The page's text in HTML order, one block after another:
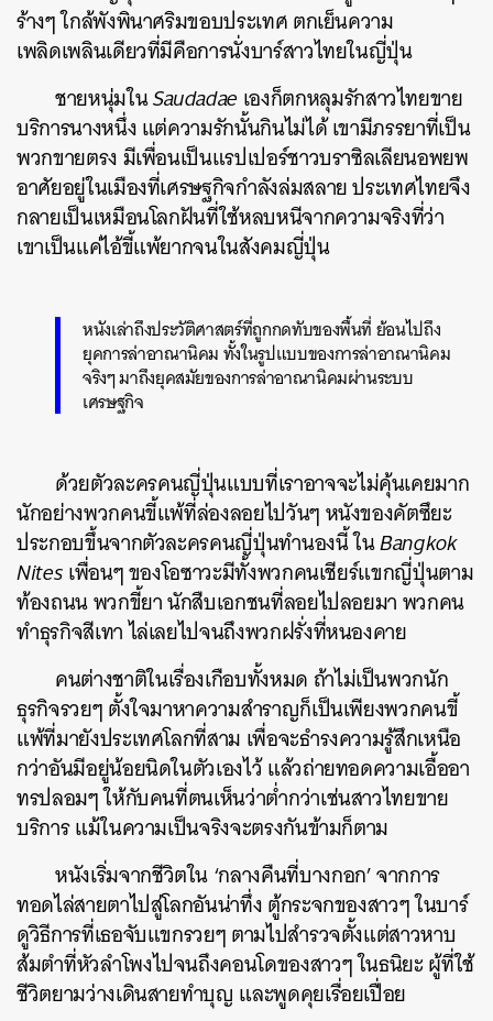
ร้างๆ ใกล้พังพินาศริมขอบประเทศ ตกเย็นความ
เพลิดเพลินเดียวที่มีคือการนั่งบาร์สาวไทยในญี่ปุ่น
ชายหนุ่มในSaudadae เองก็ตกหลุมรักสาวไทยขาย
บริการนางหนึ่ง แต่ความรักนั้นกินไม่ได้ เขามีภรรยาที่เป็น
พวกขายตรง มีเพื่อนเป็นแรปเปอร์ชาวบราซิลเลียนอพยพ
อาศัยอยู่ในเมืองที่เศรษฐกิจกำลังล่มสลาย ประเทศไทยจึง
กลายเป็นเหมือนโลกฝันที่ใช้หลบหนีจากความจริงที่ว่า
เขาเป็นแค่ไอ้ขี้แพ้ยากจนในสังคมญี่ปุ่น
หนังเล่าถึงประวัติศาสตร์ที่ถูกกดทับของพื้นที่ ย้อนไปถึง
ยุคการล่าอาณานิคม ทั้งในรูปแบบของการล่าอาณานิคม
จริงๆ มาถึงยุคสมัยของการล่าอาณานิคมผ่านระบบ
เศรษฐกิจ
ด้วยตัวละครคนญี่ปุ่นแบบที่เราอาจจะไม่คุ้นเคยมาก
นักอย่างพวกคนขี้แพ้ที่ล่องลอยไปวันๆ หนังของคัตซึยะ
ประกอบขึ้นจากตัวละครคนญี่ปุ่นทำนองนี้ ในBangkok
Nitesเพื่อนๆ ของโอซาวะมีทั้งพวกคนเชียร์แขกญี่ปุ่นตาม
ท้องถนน พวกขี้ยา นักสืบเอกชนที่ลอยไปลอยมา พวกคน
ทำธุรกิจสีเทา ไล่เลยไปจนถึงพวกฝรั่งที่หนองคาย
คนต่างชาติในเรื่องเกือบทั้งหมด ถ้าไม่เป็นพวกนัก
ธุรกิจรวยๆ ตั้งใจมาหาความสำราญก็เป็นเพียงพวกคนขี้
แพ้ที่มายังประเทศโลกที่สาม เพื่อจะธำรงความรู้สึกเหนือ
กว่าอันมีอยู่น้อยนิดในตัวเองไว้ แล้วถ่ายทอดความเอื้ออา
ทรปลอมๆ ให้กับคนที่ตนเห็นว่าต่ำกว่าเช่นสาวไทยขาย
บริการ แม้ในความเป็นจริงจะตรงกันข้ามก็ตาม
หนังเริ่มจากชีวิตใน ‘กลางคืนที่บางกอก’ จากการ
ทอดไล่สายตาไปสู่โลกอันน่าทึ่ง ตู้กระจกของสาวๆ ในบาร์
ดูวิธีการที่เธอจับแขกรวยๆ ตามไปสำรวจตั้งแต่สาวหาบ
ส้มตำที่หัวลำโพงไปจนถึงคอนโดของสาวๆ ในธนิยะ ผู้ที่ใช้
ชีวิตยามว่างเดินสายทำบุญ และพูดคุยเรื่อยเปื่อย